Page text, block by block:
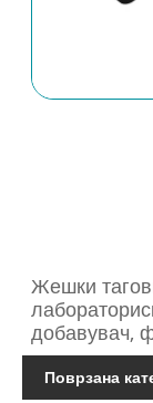
Жешки
добавувач,
Поврзана